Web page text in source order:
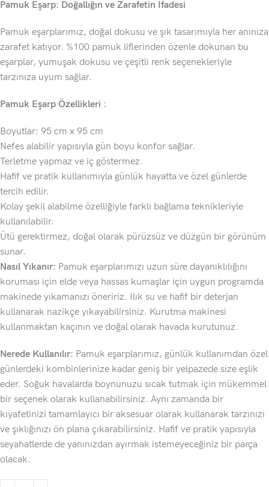
Pamuk Eşarp: Doğallığın ve Zarafetin İfadesi
Pamuk eşarplarımız, doğal dokusu ve şık tasarımıyla her anınıza
zarafet katıyor. %100 pamuk liflerinden özenle dokunan bu
eşarplar, yumuşak dokusu ve çeşitli renk seçenekleriyle
tarzınıza uyum sağlar.
Pamuk Eşarp Özellikleri :
Boyutlar: 95 cm x 95 cm
Nefes alabilir yapısıyla gün boyu konfor sağlar.
Terletme yapmaz ve iç göstermez.
Hafif ve pratik kullanımıyla günlük hayatta ve özel günlerde
tercih edilir.
Kolay şekil alabilme özelliğiyle farklı bağlama teknikleriyle
kullanılabilir.
Ütü gerektirmez, doğal olarak pürüzsüz ve düzgün bir görünüm
sunar.
Nasıl Yıkanır: Pamuk eşarplarımızı uzun süre dayanıklılığını
koruması için elde veya hassas kumaşlar için uygun programda
makinede yıkamanızı öneririz. Ilık su ve hafif bir deterjan
kullanarak nazikçe yıkayabilirsiniz. Kurutma makinesi
kullanmaktan kaçının ve doğal olarak havada kurutunuz.
Nerede Kullanılır: Pamuk eşarplarımız, günlük kullanımdan özel
günlerdeki kombinlerinize kadar geniş bir yelpazede size eşlik
eder. Soğuk havalarda boynunuzu sıcak tutmak için mükemmel
bir seçenek olarak kullanabilirsiniz. Aynı zamanda bir
kıyafetinizi tamamlayıcı bir aksesuar olarak kullanarak tarzınızı
ve şıklığınızı ön plana çıkarabilirsiniz. Hafif ve pratik yapısıyla
seyahatlerde de yanınızdan ayırmak istemeyeceğiniz bir parça
olacak.